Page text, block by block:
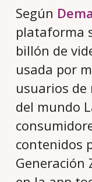
Según
plataforma
billón de
usada por
usuarios de
del mundo
contenidos
Generación